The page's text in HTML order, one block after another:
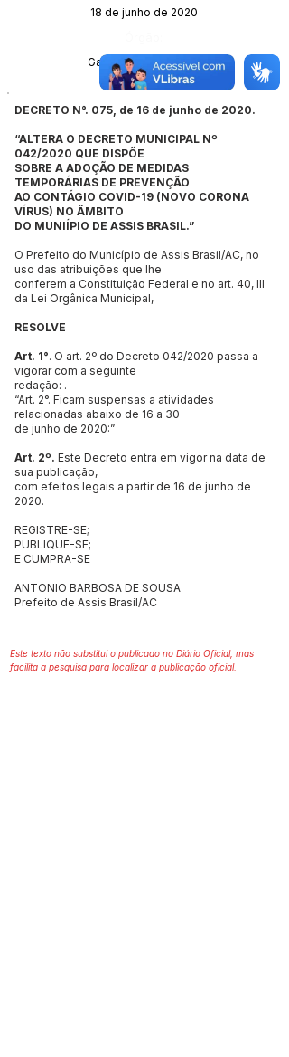
18 de junho de 2020
Gabinete do Prefeito
DECRETO N°. 075, de 16 de junho de 2020.
“ALTERA O DECRETO MUNICIPAL Nº
042/2020 QUE DISPÕE
SOBRE A ADOÇÃO DE MEDIDAS
TEMPORÁRIAS DE PREVENÇÃO
AO CONTÁGIO COVID-19 (NOVO CORONA
VÍRUS) NO ÂMBITO
DO MUNIÍPIO DE ASSIS BRASIL.”
O Prefeito do Município de Assis Brasil/AC, no
uso das atribuições que lhe
conferem a Constituição Federal e no art. 40, III
da Lei Orgânica Municipal,
RESOLVE
Art. 1°. O art. 2º do Decreto 042/2020 passa a
vigorar com a seguinte
redação: .
“Art. 2°. Ficam suspensas a atividades
relacionadas abaixo de 16 a 30
de junho de 2020:”
Art. 2º. Este Decreto entra em vigor na data de
sua publicação,
com efeitos legais a partir de 16 de junho de
2020.
REGISTRE-SE;
PUBLIQUE-SE;
E CUMPRA-SE
ANTONIO BARBOSA DE SOUSA
Prefeito de Assis Brasil/AC
Este texto não substitui o publicado no Diário Oficial, mas
facilita a pesquisa para localizar a publicação oficial.